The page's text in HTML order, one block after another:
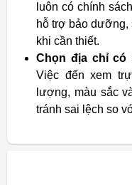
luôn có chính
hỗ trợ bảo dưỡng,
khi cần thiết.
Chọn địa chỉ có
Việc đến xem
lượng, màu sắc
tránh sai lệch so